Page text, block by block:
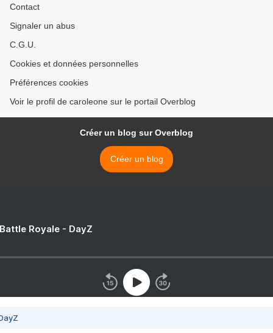
Contact
Signaler un abus
C.G.U.
Cookies et données personnelles
Préférences cookies
Voir le profil de caroleone sur le portail Overblog
Créer un blog sur Overblog
Créer un blog
Royale - DayZ